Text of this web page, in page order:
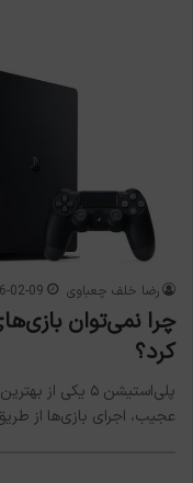
رضا خلف چعباوی 02-09
کرد؟
پلی‌استیشن ۵
عجیب، اجرای بازی‌ها از